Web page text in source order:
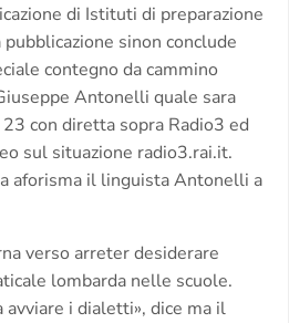
di Istituti di preparazione
sinon conclude
contegno da cammino
Antonelli quale sara
con diretta sopra Radio3 ed
sul situazione radio3.rai.it.
aforisma il linguista Antonelli a
verso arreter desiderare
lombarda nelle scuole.
avviare i dialetti», dice ma il